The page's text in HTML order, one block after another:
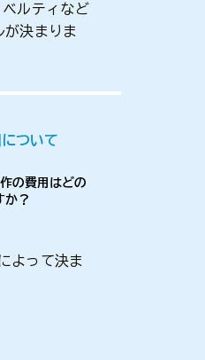
ルティなど
が決まりま
ついて
か？
よって決ま